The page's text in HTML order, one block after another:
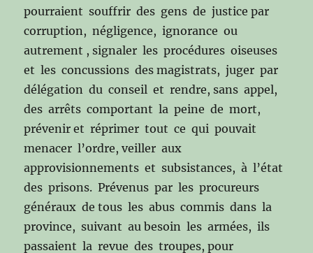
pourraient souffrir des gens de justice par
corruption, négligence, ignorance ou
autrement , signaler les procédures oiseuses
et les concussions des magistrats, juger par
délégation du conseil et rendre, sans appel,
des arrêts comportant la peine de mort,
prévenir et réprimer tout ce qui pouvait
menacer l’ordre, veiller aux
approvisionnements et subsistances, à l’état
des prisons. Prévenus par les procureurs
généraux de tous les abus commis dans la
province, suivant au besoin les armées, ils
passaient la revue des troupes, pour